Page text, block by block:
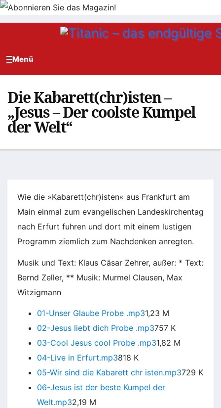
Zum
Die Kabarett(chr)isten –
„Jesus – Der coolste Kumpel
der Welt“
Wie die »Kabarett(chr)isten« aus Frankfurt am
Main einmal zum evangelischen Landeskirchen­tag
nach Erfurt fuhren und dort mit einem lustigen
Programm ziemlich zum Nachdenken anregten.
Musik und Text: Klaus Cäsar Zehrer, außer: * Text:
Bernd Zeller, ** Musik: Murmel Clausen, Max
Witzigmann
01-Unser Glaube Probe .mp31,23 M
02-Jesus liebt dich Probe .mp3757 K
03-Cool Jesus cool Probe .mp31,82 M
04-Live in Erfurt.mp3818 K
05-Wir sind die Kabarett chr isten.mp3729 K
06-Jesus ist der beste Kumpel der
Welt.mp32,19 M